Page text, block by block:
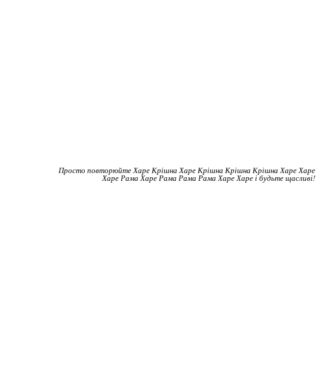
Просто повторюйте Харе Крішна Харе Крішна Крішна Крішна Харе Харе
Харе Рама Харе Рама Рама Рама Харе Харе і будьте щасливі!